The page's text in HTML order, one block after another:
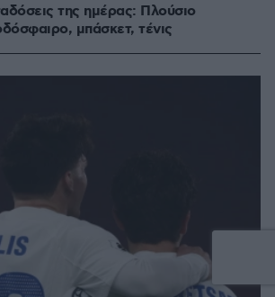
της ημέρας: Πλούσιο
μπάσκετ, τένις